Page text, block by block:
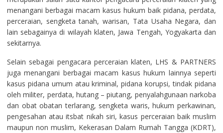
menangani berbagai macam kasus hukum baik pidana, perdata,
perceraian, sengketa tanah, warisan, Tata Usaha Negara, dan
lain sebagainya di wilayah klaten, Jawa Tengah, Yogyakarta dan
sekitarnya.
Selain sebagai pengacara perceraian klaten, LHS & PARTNERS
juga menangani berbagai macam kasus hukum lainnya seperti
kasus pidana umum atau kriminal, pidana korupsi, tindak pidana
oleh militer, perdata, hutang – piutang, penyalahgunaan narkoba
dan obat obatan terlarang, sengketa waris, hukum perkawinan,
pengesahan atau itsbat nikah siri, kasus perceraian baik muslim
maupun non muslim, Kekerasan Dalam Rumah Tangga (KDRT),